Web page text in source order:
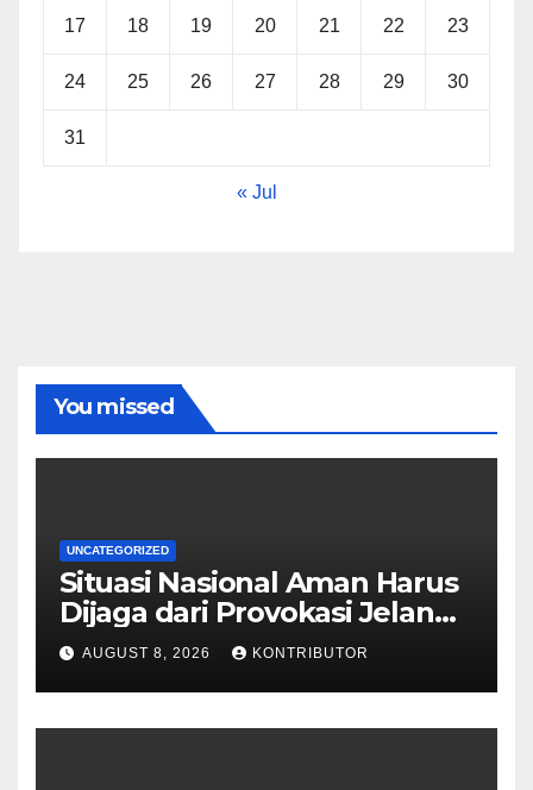
17 18 19 20 21 22 23
24 25 26 27 28 29 30
31
« Jul
You missed
UNCATEGORIZED
Situasi Nasional Aman Harus
Dijaga dari Provokasi Jelang
HUT ke-81 RI
AUGUST 8, 2026 KONTRIBUTOR